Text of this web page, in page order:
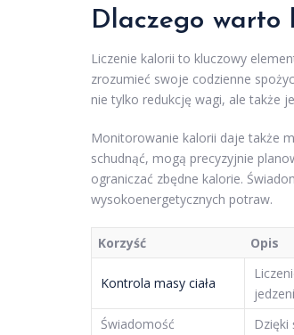
Dlaczego warto
Liczenie kalorii to kluczowy
zrozumieć swoje codzienne
nie tylko redukcję wagi, ale także
Monitorowanie kalorii daje także
schudnąć, mogą precyzyjnie
ograniczać zbędne kalorie.
wysokoenergetycznych potraw.
Korzyść Opis
Kontrola masy ciała
Świadomość